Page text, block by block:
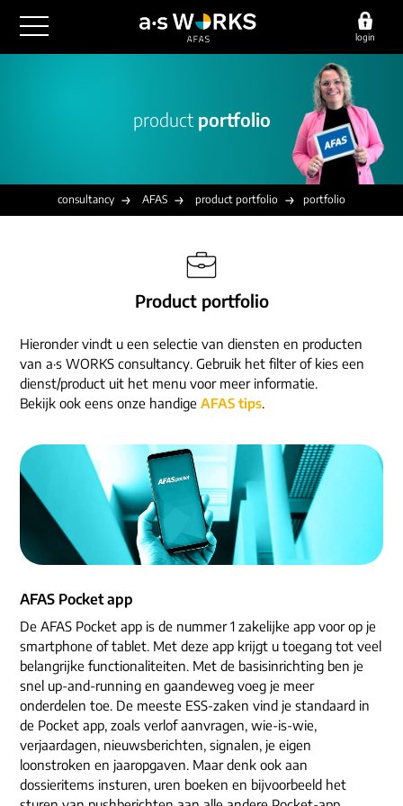
login
financiële administratie
juridische zaken
detachering
finance
implementatie
functioneel beheer
overige diensten
werving & selectie
outsourcing
detachering
consultancy
werken bij
onze experts
ons dna
contact
vestigingen
social media
product portfolio
consultancy AFAS product portfolio portfolio
Product portfolio
Hieronder vindt u een selectie van diensten en producten
van a·s WORKS consultancy. Gebruik het filter of kies een
dienst/product uit het menu voor meer informatie.
Bekijk ook eens onze handige AFAS tips.
AFAS Pocket app
De AFAS Pocket app is de nummer 1 zakelijke app voor op je
smartphone of tablet. Met deze app krijgt u toegang tot veel
belangrijke functionaliteiten. Met de basisinrichting ben je
snel up-and-running en gaandeweg voeg je meer
onderdelen toe. De meeste ESS-zaken vind je standaard in
de Pocket app, zoals verlof aanvragen, wie-is-wie,
verjaardagen, nieuwsberichten, signalen, je eigen
loonstroken en jaaropgaven. Maar denk ook aan
dossieritems insturen, uren boeken en bijvoorbeeld het